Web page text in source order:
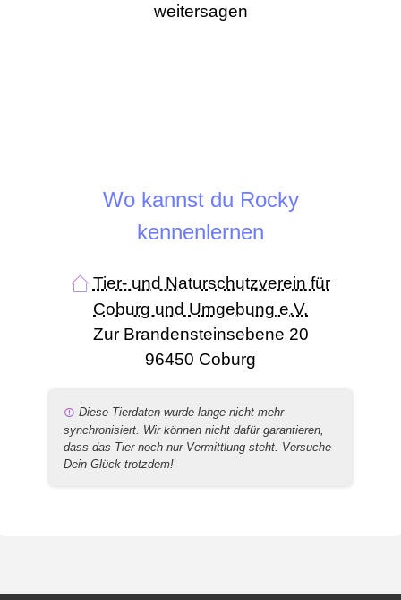
weitersagen
Wo kannst du Rocky
kennenlernen
Tier- und Naturschutzverein für
Coburg und Umgebung e.V.
Zur Brandensteinsebene 20
96450 Coburg
Diese Tierdaten wurde lange nicht mehr
synchronisiert. Wir können nicht dafür garantieren,
dass das Tier noch nur Vermittlung steht. Versuche
Dein Glück trotzdem!